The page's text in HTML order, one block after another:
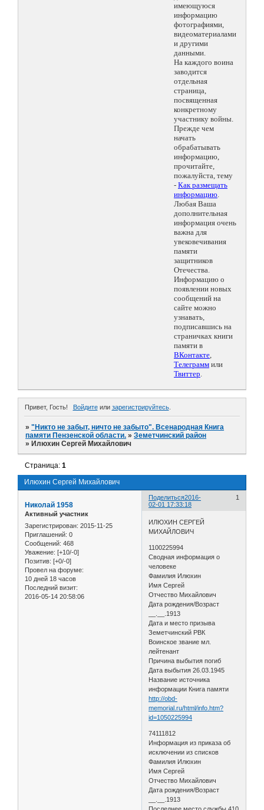
имеющуюся
информацию
фотографиями,
видеоматериалами
и другими
данными.
На каждого воина
заводится
отдельная
страница,
посвященная
конкретному
участнику войны.
Прежде чем
начать
обрабатывать
информацию,
прочитайте,
пожалуйста, тему
- Как размещать
информацию.
Любая Ваша
дополнительная
информация очень
важна для
увековечивания
памяти
защитников
Отечества.
Информацию о
появлении новых
сообщений на
сайте можно
узнавать,
подписавшись на
страничках книги
памяти в
ВКонтакте,
Телеграмм или
Твиттер.
Привет, Гость! Войдитеили зарегистрируйтесь.
»"Никто не забыт, ничто не забыто". Всенародная Книга
памяти Пензенской области. »Земетчинский район
» Илюхин Сергей Михайлович
Илюхин Сергей Михайлович
Страница:1
Поделиться 1
2016-
02-01 17:33:18
Николай 1958
Активный участник
Зарегистрирован: 2015-11-25
Приглашений: 0
Сообщений: 468
Уважение: [+10/-0]
Позитив: [+0/-0]
Провел на форуме:
10 дней 18 часов
Последний визит:
2016-05-14 20:58:06
ИЛЮХИН СЕРГЕЙ
МИХАЙЛОВИЧ
1100225994
Сводная информация о
человеке
Фамилия Илюхин
Имя Сергей
Отчество Михайлович
Дата рождения/Возраст
__.__.1913
Дата и место призыва
Земетчинский РВК
Воинское звание мл.
лейтенант
Причина выбытия погиб
Дата выбытия 26.03.1945
Название источника
информации Книга памяти
http://obd-
memorial.ru/html/info.htm?
id=1050225994
74111812
Информация из приказа об
исключении из списков
Фамилия Илюхин
Имя Сергей
Отчество Михайлович
Дата рождения/Возраст
__.__.1913